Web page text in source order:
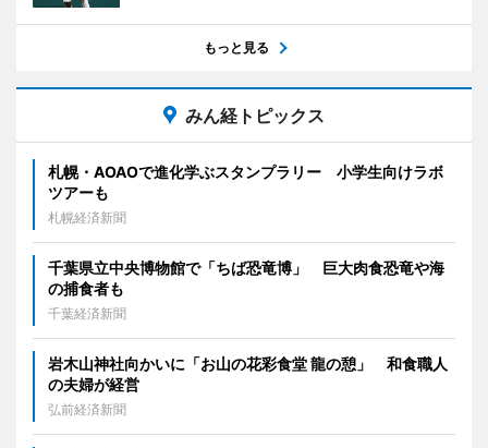
もっと見る
みん経トピックス
札幌・AOAOで進化学ぶスタンプラリー 小学生向けラボ
ツアーも
札幌経済新聞
千葉県立中央博物館で「ちば恐竜博」 巨大肉食恐竜や海
の捕食者も
千葉経済新聞
岩木山神社向かいに「お山の花彩食堂 龍の憩」 和食職人
の夫婦が経営
弘前経済新聞